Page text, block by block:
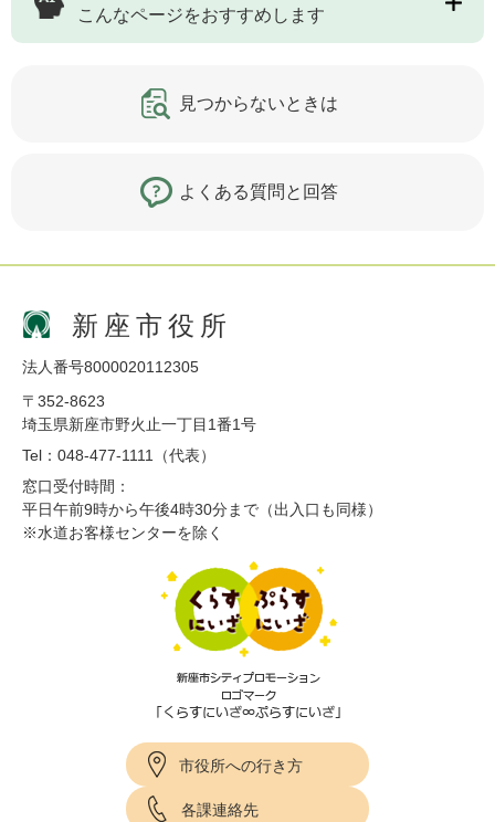
こんなページをおすすめします
見つからないときは
よくある質問と回答
新座市役所
法人番号8000020112305
〒352-8623
埼玉県新座市野火止一丁目1番1号
Tel：048-477-1111（代表）
窓口受付時間：
平日午前9時から午後4時30分まで（出入口も同様）
※水道お客様センターを除く
市役所への行き方
各課連絡先